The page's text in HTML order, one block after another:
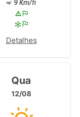
9 Km/h
Detalhes
Qua
12/08